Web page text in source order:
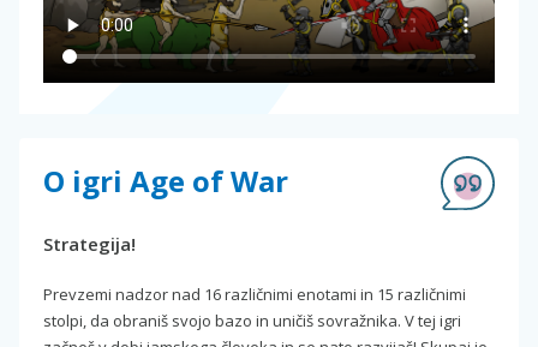
O igri Age of War
Strategija!
Prevzemi nadzor nad 16 različnimi enotami in 15 različnimi
stolpi, da obraniš svojo bazo in uničiš sovražnika. V tej igri